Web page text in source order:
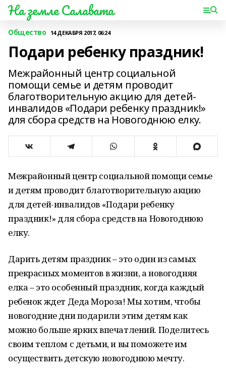
На земле Салавата
Общество 14 ДЕКАБРЯ 2017, 06:24
Подари ребенку праздник!
Межрайонный центр социальной
помощи семье и детям проводит
благотворительную акцию для детей-
инвалидов «Подари ребенку праздник!»
для сбора средств на Новогоднюю елку.
Межрайонный центр социальной помощи семье
и детям проводит благотворительную акцию
для детей-инвалидов «Подари ребенку
праздник!» для сбора средств на Новогоднюю
елку.
Дарить детям праздник – это один из самых
прекрасных моментов в жизни, а новогодняя
елка – это особенный праздник, когда каждый
ребенок ждет Деда Мороза! Мы хотим, чтобы
новогодние дни подарили этим детям как
можно больше ярких впечатлений. Поделитесь
своим теплом с детьми, и вы поможете им
осуществить детскую новогоднюю мечту.